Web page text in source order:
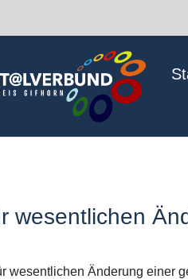
wesentlichen
wesentlichen Änderung einer